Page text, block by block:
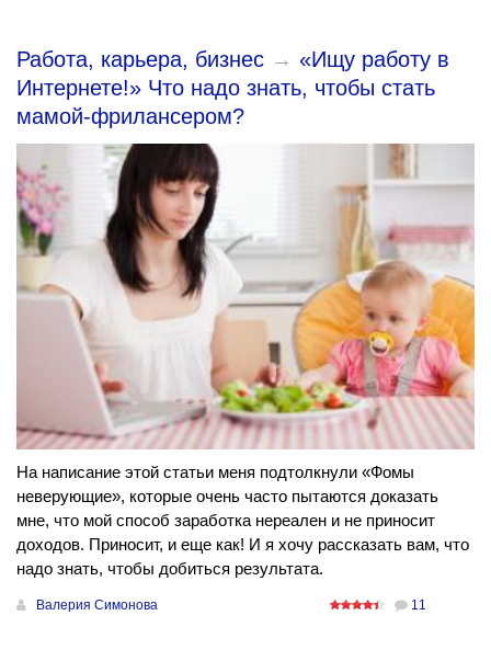
Работа, карьера, бизнес → «Ищу работу в
Интернете!» Что надо знать, чтобы стать
мамой-фрилансером?
На написание этой статьи меня подтолкнули «Фомы
неверующие», которые очень часто пытаются доказать
мне, что мой способ заработка нереален и не приносит
доходов. Приносит, и еще как! И я хочу рассказать вам, что
надо знать, чтобы добиться результата.
Валерия Симонова 11